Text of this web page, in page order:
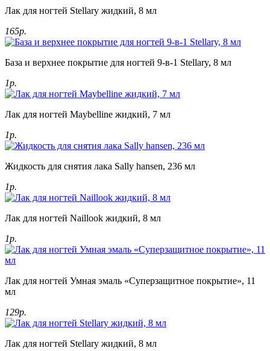
Лак для ногтей Stellary жидкий, 8 мл
165р.
База и верхнее покрытие для ногтей 9-в-1 Stellary, 8 мл
1р.
Лак для ногтей Maybelline жидкий, 7 мл
1р.
Жидкость для снятия лака Sally hansen, 236 мл
1р.
Лак для ногтей Naillook жидкий, 8 мл
1р.
Лак для ногтей Умная эмаль «Суперзащитное покрытие», 11
мл
129р.
Лак для ногтей Stellary жидкий, 8 мл